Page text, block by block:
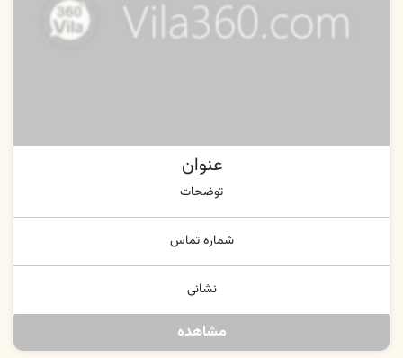
عنوان
توضحات
شماره تماس
نشانی
مشاهده